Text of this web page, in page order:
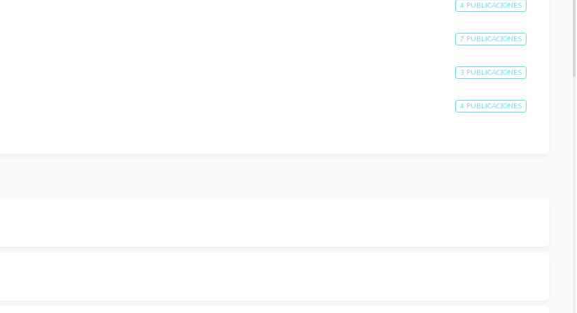
4 PUBLICACIONES
7 PUBLICACIONES
3 PUBLICACIONES
4 PUBLICACIONES